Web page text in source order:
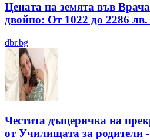
Цената на земята във
двойно: От 1022 до 2286 лв.
dbr.bg
Честита дъщеричка на
от Училищата за